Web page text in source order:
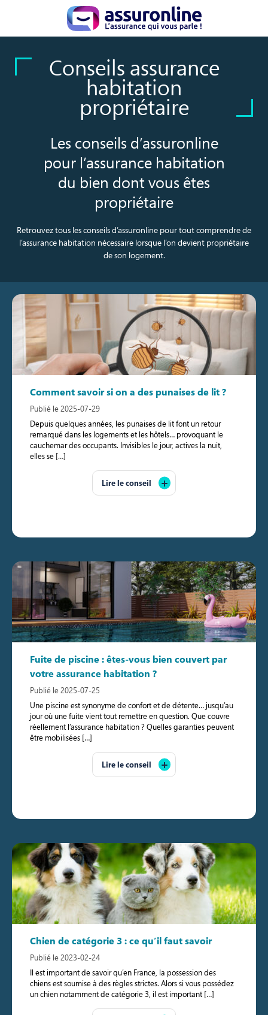
Conseils assurance
habitation
propriétaire
Les conseils d’assuronline
pour l’assurance habitation
du bien dont vous êtes
propriétaire
Retrouvez tous les conseils d’assuronline pour tout comprendre de
l’assurance habitation nécessaire lorsque l’on devient propriétaire
de son logement.
Comment savoir si on a des punaises de lit ?
Publié le 2025-07-29
Depuis quelques années, les punaises de lit font un retour
remarqué dans les logements et les hôtels… provoquant le
cauchemar des occupants. Invisibles le jour, actives la nuit,
elles se […]
Lire le conseil
Fuite de piscine : êtes-vous bien couvert par
votre assurance habitation ?
Publié le 2025-07-25
Une piscine est synonyme de confort et de détente… jusqu’au
jour où une fuite vient tout remettre en question. Que couvre
réellement l’assurance habitation ? Quelles garanties peuvent
être mobilisées […]
Lire le conseil
Chien de catégorie 3 : ce qu’il faut savoir
Publié le 2023-02-24
Il est important de savoir qu’en France, la possession des
chiens est soumise à des règles strictes. Alors si vous possédez
un chien notamment de catégorie 3, il est important […]